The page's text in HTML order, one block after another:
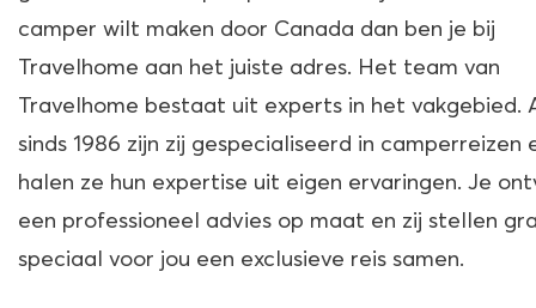
camper wilt maken door Canada dan ben je bij
Travelhome aan het juiste adres. Het team van
Travelhome bestaat uit experts in het vakgebied.
sinds 1986 zijn zij gespecialiseerd in camperreizen
halen ze hun expertise uit eigen ervaringen. Je
een professioneel advies op maat en zij stellen
speciaal voor jou een exclusieve reis samen.